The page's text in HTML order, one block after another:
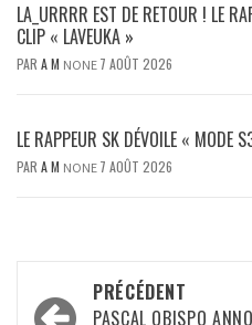
LA_URRRR EST DE RETOUR ! LE
CLIP « LAVEUKA »
PAR A M NONE 7 AOÛT 2026
LE RAPPEUR SK DÉVOILE « MODE
PAR A M NONE 7 AOÛT 2026
Navigation
PRÉCÉDENT
PASCAL OBISPO